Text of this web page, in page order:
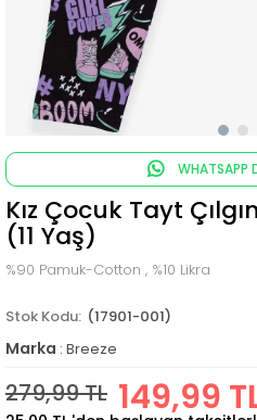
WHATSAPP
Kız Çocuk Tayt
(11 Yaş)
%90 Pamuk-Cotton , %10 Likra
(17901-001)
Marka : Breeze
279,99 TL 149,99